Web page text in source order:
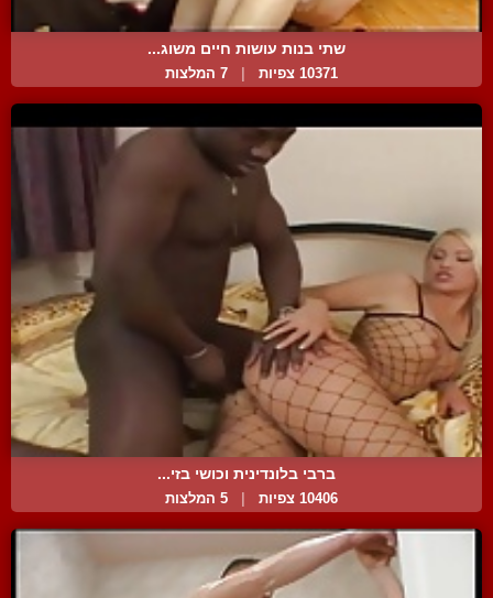
שתי בנות עושות חיים משוג...
10371 צפיות 7 המלצות
ברבי בלונדינית וכושי בזי...
10406 צפיות | 5 המלצות